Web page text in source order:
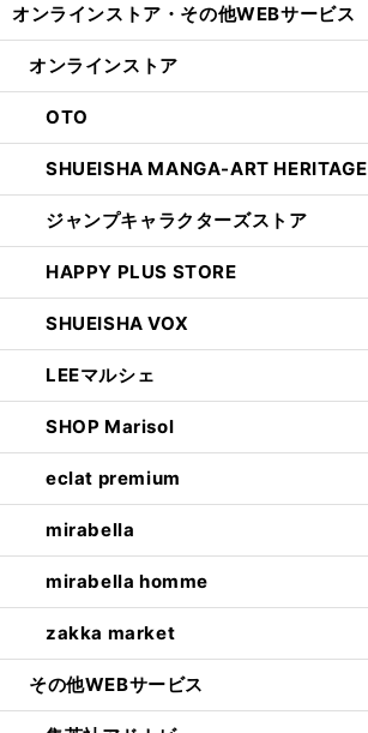
オンラインストア・ その他WEBサービス
オンラインストア
OTO
SHUEISHA MANGA-ART HERITAGE
ジャンプキャラクターズストア
HAPPY PLUS STORE
SHUEISHA VOX
LEEマルシェ
SHOP Marisol
eclat premium
mirabella
mirabella homme
zakka market
その他WEBサービス